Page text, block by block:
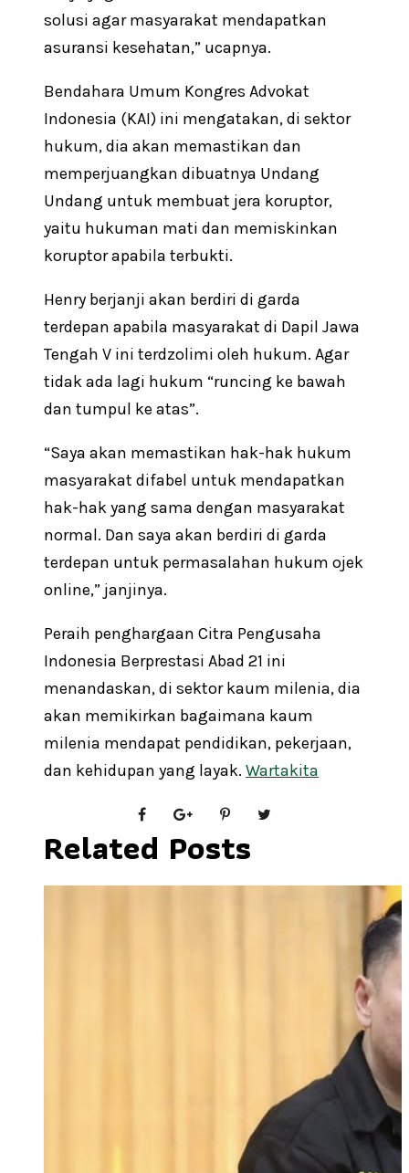
solusi agar masyarakat mendapatkan
asuransi kesehatan,” ucapnya.
Bendahara Umum Kongres Advokat
Indonesia (KAI) ini mengatakan, di sektor
hukum, dia akan memastikan dan
memperjuangkan dibuatnya Undang
Undang untuk membuat jera koruptor,
yaitu hukuman mati dan memiskinkan
koruptor apabila terbukti.
Henry berjanji akan berdiri di garda
terdepan apabila masyarakat di Dapil Jawa
Tengah V ini terdzolimi oleh hukum. Agar
tidak ada lagi hukum “runcing ke bawah
dan tumpul ke atas”.
“Saya akan memastikan hak-hak hukum
masyarakat difabel untuk mendapatkan
hak-hak yang sama dengan masyarakat
normal. Dan saya akan berdiri di garda
terdepan untuk permasalahan hukum ojek
online,” janjinya.
Peraih penghargaan Citra Pengusaha
Indonesia Berprestasi Abad 21 ini
menandaskan, di sektor kaum milenia, dia
akan memikirkan bagaimana kaum
milenia mendapat pendidikan, pekerjaan,
dan kehidupan yang layak. Wartakita
Related Posts